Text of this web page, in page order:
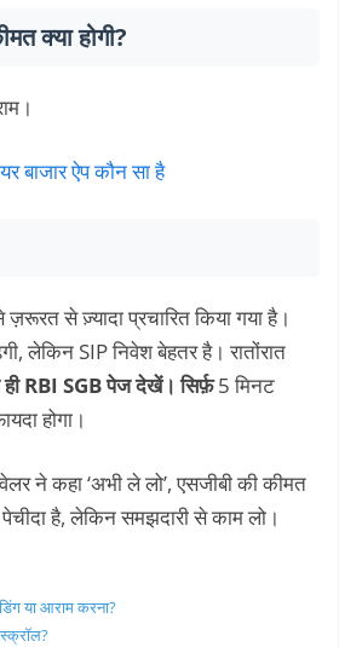
क्या होगी?
बाजार ऐप कौन सा है
से ज़्यादा प्रचारित किया गया है।
लेकिन SIP निवेश बेहतर है। रातोंरात
RBI SGB पेज देखें। सिर्फ़5 मिनट
होगा।
ने कहा ‘अभी ले लो’, एसजीबी की कीमत
है, लेकिन समझदारी से काम लो।
या आराम करना?